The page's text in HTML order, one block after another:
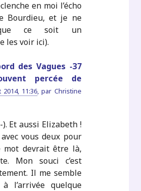
en moi l’écho
Bourdieu, et je ne
ce soit un
les voir ici).
des Vagues -37
percée de
2014, 11:36,par Christine
Et aussi Elizabeth !
avec vous deux pour
mot devrait être là,
Mon souci c’est
Il me semble
l’arrivée quelque